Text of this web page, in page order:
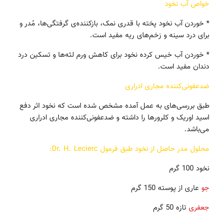
خواص آب نخود
* خوردن آب نخود پخته با قدری نمک، بازکننده‌ی گرفتگی‌ها، مُدر و
برای درد سینه و زخم‌های ریه مفید است.
* خوردن آب خیس کرده نخود برای کاهش ورم لثه‌ها و تسکین درد
دندان مفید است.
ضدعفونی‌کننده مجاری ادراری
طبق بررسی‌های به عمل آمده مشخص شده است که نخود اثر دفع
اسید اوریک و کلرورها را داشته و ضدعفونی‌کننده مجاری ادراری
می‌باشد.
محلول مدر حاصل از نخود طبق فرمول Dr. H. Lecierc:
نخود 100 گرم
جو عاری از پوسته 150 گرم
جعفری تازه 50 گرم